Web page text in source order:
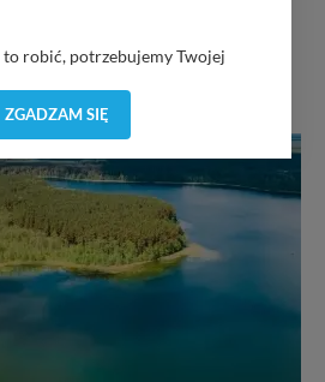
robić, potrzebujemy Twojej
preferencji. Twoje dane (w tym
w celu usprawnienia
miejsca, logowania, itp).
danych jest dla nas
Ciebie nie będziemy
uprawnień. Twoje dane są u
masz wątpliwości co do naszych
wycofać swoją zgodę. Więcej
ZGADZAM SIĘ